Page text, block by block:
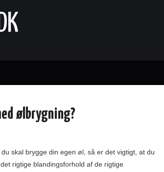
ølbrygning?
du skal brygge din egen øl, så er det vigtigt, at du
rigtige blandingsforhold af de rigtige